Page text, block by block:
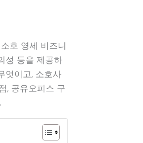
호 영세 비즈니
성 등을 제공하
엇이고, 소호사
, 공유오피스 구